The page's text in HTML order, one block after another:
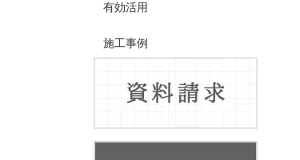
有効活用
施工事例